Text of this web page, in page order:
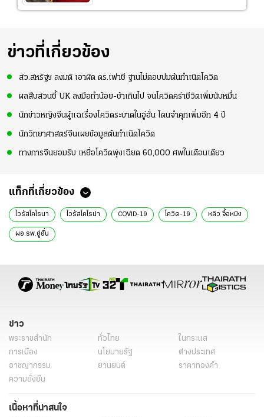
ข่าวที่เกี่ยวข้อง
สว.สหรัฐฯ ลงมติ เอาผิด ดร.เฟาชี ฐานไม่ตอบปมต้นกำเนิดโควิด
ผลสืบสวนชี้ UK ลงมือทำน้อย-ช้าเกินไป จนโควิดคร่าชีวิตเพิ่มนับหมื่น
นักข่าวหญิงจีนผู้แฉเรื่องโควิดระบาดในอู่ฮั่น โดนจำคุกเพิ่มอีก 4 ปี
นักวิทยาศาสตร์จีนเผยข้อมูลต้นกำเนิดโควิด
ทางการจีนยอมรับ เหยื่อโควิดพุ่งเฉียด 60,000 ศพในเดือนเดียว
แท็กที่เกี่ยวข้อง
ไวรัสโคโรนา ไวรัสโคโรน่า COVID-19 โควิด-19 หลิว จื้อหมิง
ผอ.รพ.อู่ฮั่น
ข่าว
พระราชสำนัก ทั่วไทย
ในกระแส
การเมือง
นโยบายรัฐ
ต่างประเทศ
อาชญากรรม
ยานยนต์
ราคาทองคำ
ความยั่งยืน
เนื้อหาที่น่าสนใจ